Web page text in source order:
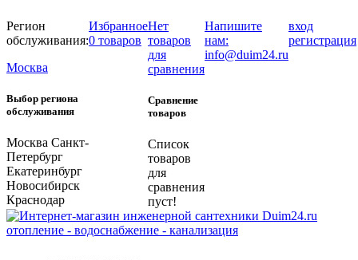
Регион
обслуживания:
Москва
Выбор региона
обслуживания
Москва Санкт-
Петербург
Екатеринбург
Новосибирск
Краснодар
Избранное
0 товаров
Нет
товаров
для
сравнения
Сравнение
товаров
Список
товаров
для
сравнения
пуст!
Напишите
нам:
info@duim24.ru
вход
регистрация
отопление - водоснабжение - канализация